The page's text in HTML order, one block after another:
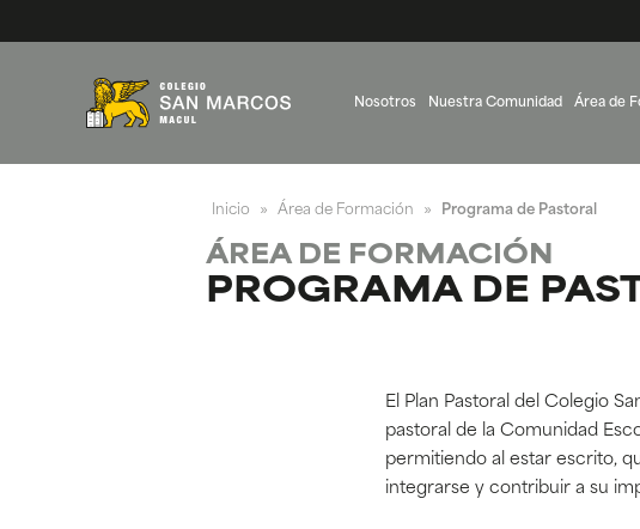
Nosotros Nuestra Comunidad Área de
Inicio » Área de Formación » Programa de Pastoral
ÁREA DE FORMACIÓN
PROGRAMA DE
El Plan Pastoral del Colegio
pastoral de la Comunidad
permitiendo al estar escrito,
integrarse y contribuir a su